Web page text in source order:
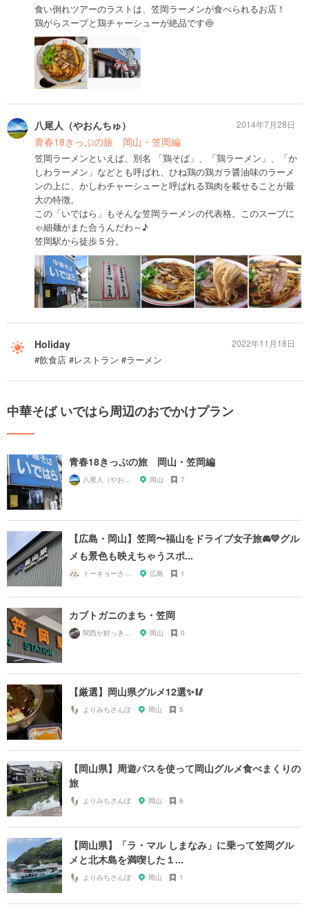
食い倒れツアーのラストは、笠岡ラーメンが食べられるお店！
鶏がらスープと鶏チャーシューが絶品です🍥
八尾人（やおんちゅ）
青春18きっぷの旅 岡山・笠岡編
笠岡ラーメンといえば、別名 「鶏そば」、「鶏ラーメン」、「か
しわラーメン」などとも呼ばれ、ひね鶏の鶏ガラ醤油味のラーメ
ンの上に、かしわチャーシューと呼ばれる鶏肉を載せることが最
大の特徴。
この「いではら」もそんな笠岡ラーメンの代表格。このスープに
ゃ細麺がまた合うんだわ～♪
笠岡駅から徒歩５分。
2014年7月28日
Holiday
#飲食店 #レストラン #ラーメン
2022年11月18日
中華そば いではら周辺のおでかけプラン
青春18きっぷの旅 岡山・笠岡編
八尾人（やおんちゅ） 岡山 7
【広島・岡山】笠岡〜福山をドライブ女子旅🚘💛グル
メも景色も映えちゃうスポ...
トーキョーさんぽ 広島 1
カブトガニのまち・笠岡
関西が好っきゃねん 岡山 0
【厳選】岡山県グルメ12選✨🥢
よりみちさんぽ 岡山 5
【岡山県】周遊パスを使って岡山グルメ食べまくりの
旅
よりみちさんぽ 岡山 6
【岡山県】「ラ・マル しまなみ」に乗って笠岡グル
メと北木島を満喫した１...
よりみちさんぽ 岡山 1